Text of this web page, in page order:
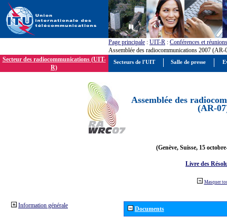
Page principale : UIT-R : Conférences et réunions
Assemblée des radiocommunications 2007 (AR-
Secteur des radiocommunications (UIT-
R)
Assemblée des
(AR-
(Genève, Suisse, 15
Livre des
Masquer
Information générale Documents
Secteurs de l'UIT Salle de presse